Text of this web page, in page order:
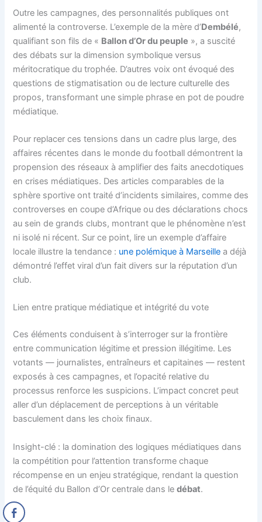
Outre les campagnes, des personnalités publiques ont
alimenté la controverse. L’exemple de la mère d’Dembélé,
qualifiant son fils de « Ballon d’Or du peuple », a suscité
des débats sur la dimension symbolique versus
méritocratique du trophée. D’autres voix ont évoqué des
questions de stigmatisation ou de lecture culturelle des
propos, transformant une simple phrase en pot de poudre
médiatique.
Pour replacer ces tensions dans un cadre plus large, des
affaires récentes dans le monde du football démontrent la
propension des réseaux à amplifier des faits anecdotiques
en crises médiatiques. Des articles comparables de la
sphère sportive ont traité d’incidents similaires, comme des
controverses en coupe d’Afrique ou des déclarations chocs
au sein de grands clubs, montrant que le phénomène n’est
ni isolé ni récent. Sur ce point, lire un exemple d’affaire
locale illustre la tendance : une polémique à Marseille a déjà
démontré l’effet viral d’un fait divers sur la réputation d’un
club.
Lien entre pratique médiatique et intégrité du vote
Ces éléments conduisent à s’interroger sur la frontière
entre communication légitime et pression illégitime. Les
votants — journalistes, entraîneurs et capitaines — restent
exposés à ces campagnes, et l’opacité relative du
processus renforce les suspicions. L’impact concret peut
aller d’un déplacement de perceptions à un véritable
basculement dans les choix finaux.
Insight-clé : la domination des logiques médiatiques dans
la compétition pour l’attention transforme chaque
récompense en un enjeu stratégique, rendant la question
de l’équité du Ballon d’Or centrale dans ledébat.